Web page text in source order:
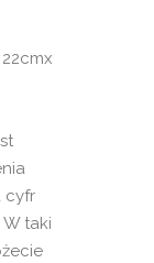
cyfr
taki